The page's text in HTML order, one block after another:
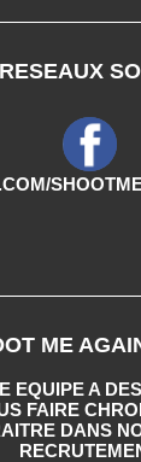
ME
EQUIPE A
FAIRE
DANS